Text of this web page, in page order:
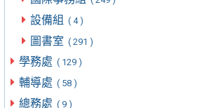
設備組 ( 4 )
圖書室 ( 291 )
學務處 ( 129 )
輔導處 ( 58 )
總務處 ( 9 )